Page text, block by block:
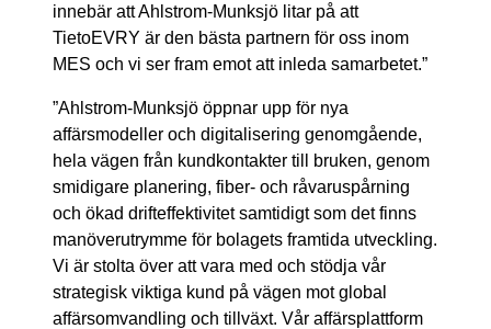
innebär att Ahlstrom-Munksjö litar på att
TietoEVRY är den bästa partnern för oss inom
MES och vi ser fram emot att inleda samarbetet.”
”Ahlstrom-Munksjö öppnar upp för nya
affärsmodeller och digitalisering genomgående,
hela vägen från kundkontakter till bruken, genom
smidigare planering, fiber- och råvaruspårning
och ökad drifteffektivitet samtidigt som det finns
manöverutrymme för bolagets framtida utveckling.
Vi är stolta över att vara med och stödja vår
strategisk viktiga kund på vägen mot global
affärsomvandling och tillväxt. Vår affärsplattform